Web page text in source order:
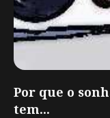
Por que o
tem...